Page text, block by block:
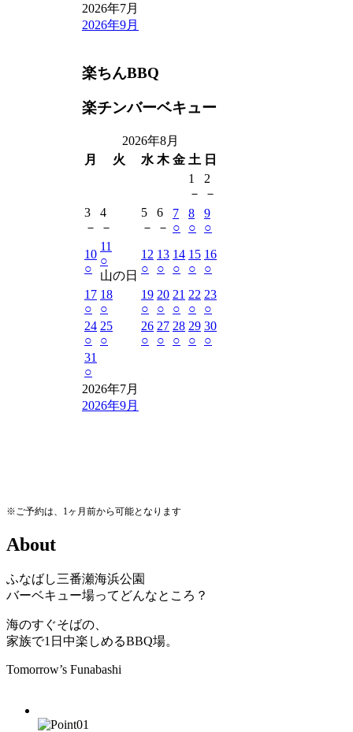
2026年7月
2026年9月
楽ちんBBQ
楽チンバーベキュー
2026年8月
月
火 水 木 金 土 日
1
－
2
－
3
－
4
－
5
－
6
－
7
○
8
○
9
○
10
○
11
○
山の日
12
○
13
○
14
○
15
○
16
○
17
○
18
○
19
○
20
○
21
○
22
○
23
○
24
○
25
○
26
○
27
○
28
○
29
○
30
○
31
○
2026年7月
2026年9月
※ご予約は、1ヶ月前から可能となります
About
ふなばし三番瀬海浜公園
バーベキュー場ってどんなところ？
海のすぐそばの、
家族で1日中楽しめるBBQ場。
Tomorrow’s Funabashi